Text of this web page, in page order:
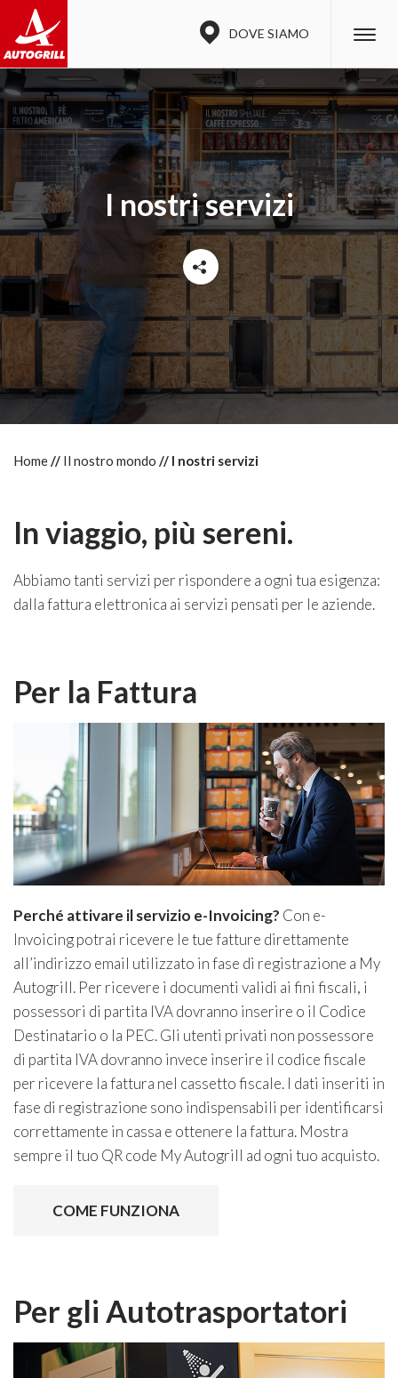
DOVE SIAMO
I nostri servizi
Home Il nostro mondo I nostri servizi
In viaggio, più sereni.
Abbiamo tanti servizi per rispondere a ogni tua esigenza:
dalla fattura elettronica ai servizi pensati per le aziende.
Per la Fattura
Perché attivare il servizio e-Invoicing? Con e-
Invoicing potrai ricevere le tue fatture direttamente
all’indirizzo email utilizzato in fase di registrazione a My
Autogrill. Per ricevere i documenti validi ai fini fiscali, i
possessori di partita IVA dovranno inserire o il Codice
Destinatario o la PEC. Gli utenti privati non possessore
di partita IVA dovranno invece inserire il codice fiscale
per ricevere la fattura nel cassetto fiscale. I dati inseriti in
fase di registrazione sono indispensabili per identificarsi
correttamente in cassa e ottenere la fattura. Mostra
sempre il tuo QR code My Autogrill ad ogni tuo acquisto.
COME FUNZIONA
Per gli Autotrasportatori